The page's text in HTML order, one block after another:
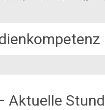
Aktuelle